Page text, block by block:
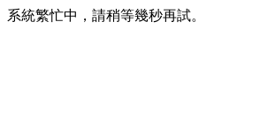
系統繁忙中，請稍等幾秒再試。